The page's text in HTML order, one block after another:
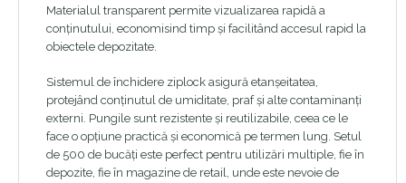
Materialul transparent permite vizualizarea rapidă a
conținutului, economisind timp și facilitând accesul rapid la
obiectele depozitate.
Sistemul de închidere ziplock asigură etanșeitatea,
protejând conținutul de umiditate, praf și alte contaminanți
externi. Pungile sunt rezistente și reutilizabile, ceea ce le
face o opțiune practică și economică pe termen lung. Setul
de 500 de bucăți este perfect pentru utilizări multiple, fie în
depozite, fie în magazine de retail, unde este nevoie de